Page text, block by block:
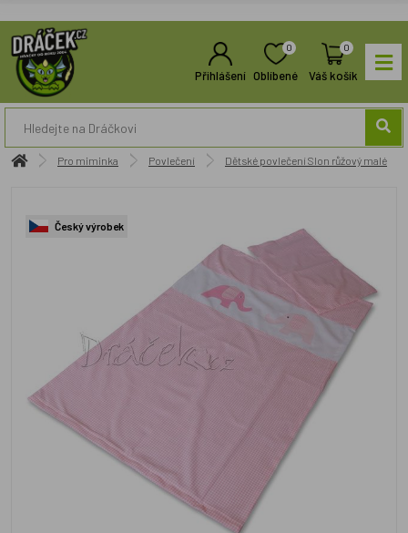
Přihlášení
0
Oblíbené
0
Váš košík
Pro miminka Povlečení Dětské povlečení Slon růžový malé
Český výrobek